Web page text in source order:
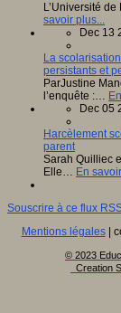
L’Université
savoir plus...
Dec 13
La
persistants et
ParJustine
l’enquête :…
Dec 05
Harcèlement
parent
Sarah Quilliec
Elle… En savoir
Souscrire à ce flux
Mentions légales|
© 2023
Creation